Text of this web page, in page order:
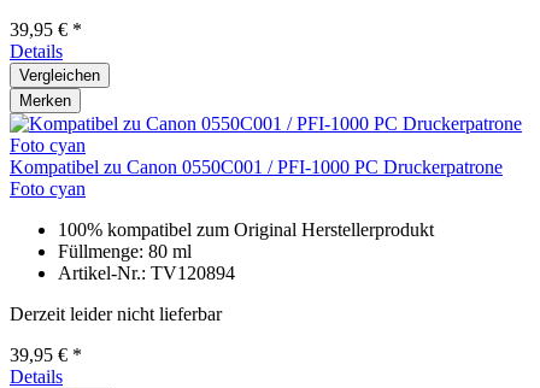
39,95 € *
Details
Vergleichen
Merken
Kompatibel zu Canon 0550C001 / PFI-1000 PC Druckerpatrone
Foto cyan
100% kompatibel zum Original Herstellerprodukt
Füllmenge: 80 ml
Artikel-Nr.: TV120894
Derzeit leider nicht lieferbar
39,95 € *
Details